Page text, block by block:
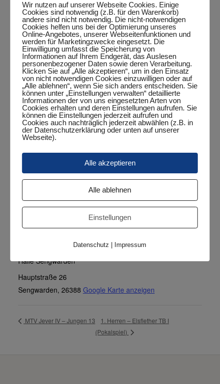
DETAILS
Datum:
März 14, 2025
Zeit:
20:15 Uhr - 22:15 Uhr
Veranstaltungskategorie:
Punktspiel
VERANSTALTUNGSORT
Halle Sengwarden
Hauptstraße 26
Sengwarden, 26388 Google Karte anzeigen
Google Maps aktivieren?
Cookies gesetzt werden dürfen.
Google Maps aktivieren
personenbezogene Daten an Google gesendet und
verarbeitet. Mehr dazu in der Datenschutzerklärung von
MTV Jever IV – Jungen 13
1. Herren – Elsflether TB I
(Pokalspiel)
Wir nutzen auf unserer Webseite Cookies. Einige
Cookies sind notwendig (z.B. für den Warenkorb)
andere sind nicht notwendig. Die nicht-notwendigen
Cookies helfen uns bei der Optimierung unseres
Online-Angebotes, unserer Webseitenfunktionen und
werden für Marketingzwecke eingesetzt. Die
Einwilligung umfasst die Speicherung von
Informationen auf Ihrem Endgerät, das Auslesen
personenbezogener Daten sowie deren Verarbeitung.
Klicken Sie auf „Alle akzeptieren“, um in den Einsatz
von nicht notwendigen Cookies einzuwilligen oder auf
„Alle ablehnen“, wenn Sie sich anders entscheiden. Sie
können unter „Einstellungen verwalten“ detaillierte
Informationen der von uns eingesetzten Arten von
Cookies erhalten und deren Einstellungen aufrufen. Sie
können die Einstellungen jederzeit aufrufen und
Cookies auch nachträglich jederzeit abwählen (z.B. in
der Datenschutzerklärung oder unten auf unserer
Webseite).
Alle akzeptieren
Alle ablehnen
Einstellungen
Datenschutz Impressum